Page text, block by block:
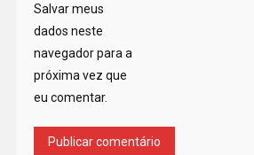
Salvar meus
dados neste
navegador para a
próxima vez que
eu comentar.